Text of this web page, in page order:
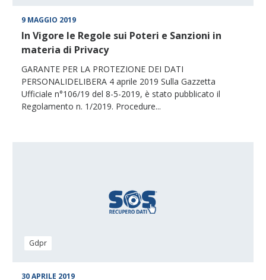
9 MAGGIO 2019
In Vigore le Regole sui Poteri e Sanzioni in
materia di Privacy
GARANTE PER LA PROTEZIONE DEI DATI
PERSONALIDELIBERA 4 aprile 2019 Sulla Gazzetta
Ufficiale n°106/19 del 8-5-2019, è stato pubblicato il
Regolamento n. 1/2019. Procedure...
Gdpr
30 APRILE 2019